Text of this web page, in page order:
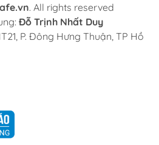
. All rights reserved
Đỗ Trịnh Nhất Duy
P. Đông Hưng Thuận, TP Hồ